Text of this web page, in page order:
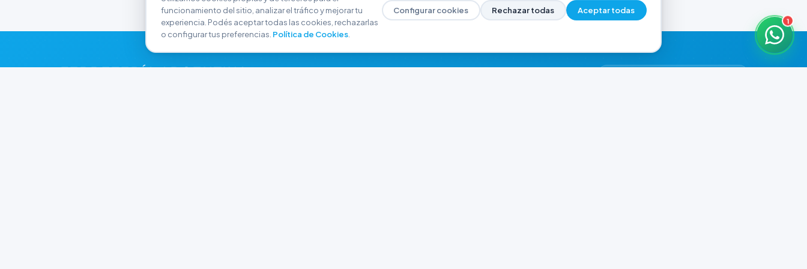
FERRETERÍA ARGENTINA
1
funcionamiento del sitio, analizar el tráfico y mejorar tu
experiencia. Podés aceptar todas las cookies, rechazarlas
o configurar tus preferencias. Política de Cookies.
Configurar cookies Rechazar todas Aceptar todas